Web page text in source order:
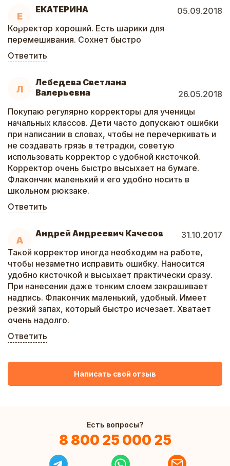
Е
ЕКАТЕРИНА
05.09.2018
Корректор хороший. Есть шарики для
перемешивания. Сохнет быстро
Ответить
Л
Лебедева Светлана
Валерьевна
26.05.2018
Покупаю регулярно корректоры для ученицы
начальных классов. Дети часто допускают ошибки
при написании в словах, чтобы не перечеркивать и
не создавать грязь в тетрадки, советую
использовать корректор с удобной кисточкой.
Корректор очень быстро высыхает на бумаге.
Флакончик маленький и его удобно носить в
школьном рюкзаке.
Ответить
А
Андрей Андреевич Качесов
31.10.2017
Такой корректор иногда необходим на работе,
чтобы незаметно исправить ошибку. Наносится
удобно кисточкой и высыхает практически сразу.
При нанесении даже тонким слоем закрашивает
надпись. Флакончик маленький, удобный. Имеет
резкий запах, который быстро исчезает. Хватает
очень надолго.
Ответить
Написать свой отзыв
Есть вопросы?
8 800 25 000 25